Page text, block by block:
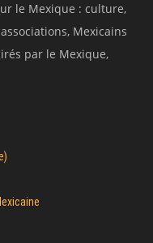
le Mexique : culture,
Mexicains
par le Mexique,